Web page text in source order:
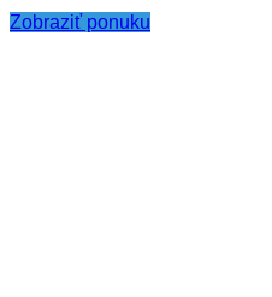
Zobraziť ponuku